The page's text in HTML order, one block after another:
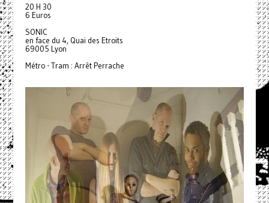
20 H 30
6 Euros
SONIC
en face du 4, Quai des Etroits
69005 Lyon
Métro - Tram : Arrêt Perrache